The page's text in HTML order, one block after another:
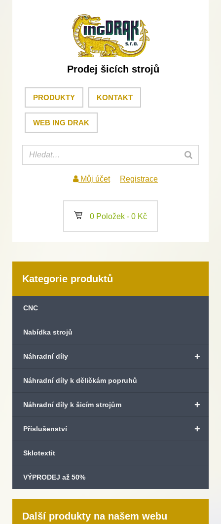
Prodej šicích strojů
PRODUKTY KONTAKT
WEB ING DRAK
Můj účet Registrace
a 0 Položek - 0 Kč
Kategorie produktů
CNC
Nabídka strojů
+
Náhradní díly
Náhradní díly k děličkám popruhů
+
Náhradní díly k šicím strojům
+
Příslušenství
Sklotextit
VÝPRODEJ až 50%
Další produkty na našem webu